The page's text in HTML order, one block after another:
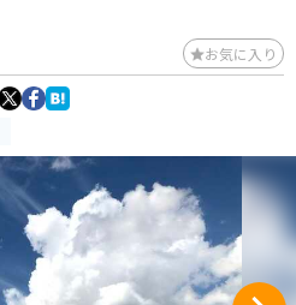
お気に入り